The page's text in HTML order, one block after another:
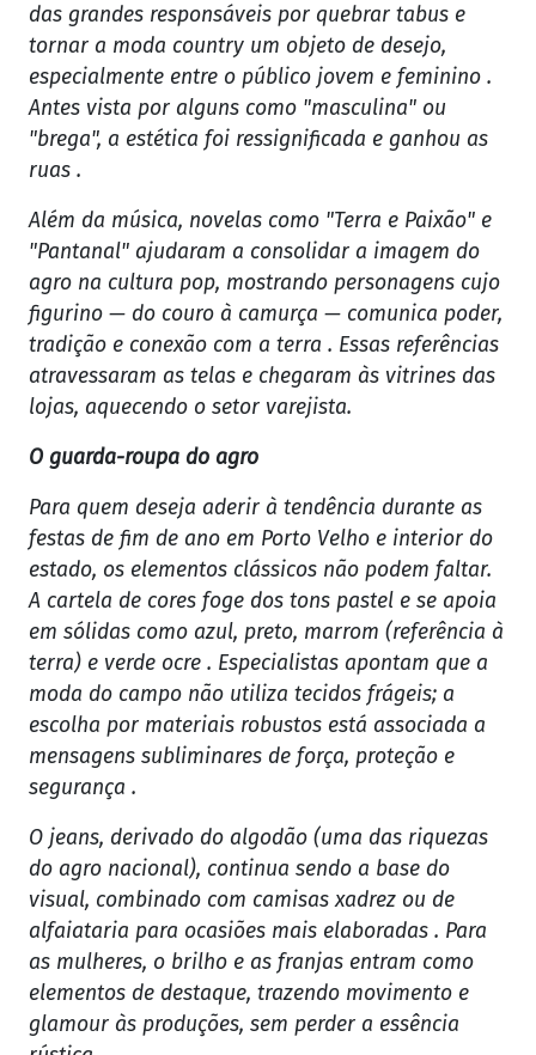
das grandes responsáveis por quebrar tabus e
tornar a moda country um objeto de desejo,
especialmente entre o público jovem e feminino .
Antes vista por alguns como "masculina" ou
"brega", a estética foi ressignificada e ganhou as
ruas .
Além da música, novelas como "Terra e Paixão" e
"Pantanal" ajudaram a consolidar a imagem do
agro na cultura pop, mostrando personagens cujo
figurino — do couro à camurça — comunica poder,
tradição e conexão com a terra . Essas referências
atravessaram as telas e chegaram às vitrines das
lojas, aquecendo o setor varejista.
O guarda-roupa do agro
Para quem deseja aderir à tendência durante as
festas de fim de ano em Porto Velho e interior do
estado, os elementos clássicos não podem faltar.
A cartela de cores foge dos tons pastel e se apoia
em sólidas como azul, preto, marrom (referência à
terra) e verde ocre . Especialistas apontam que a
moda do campo não utiliza tecidos frágeis; a
escolha por materiais robustos está associada a
mensagens subliminares de força, proteção e
segurança .
O jeans, derivado do algodão (uma das riquezas
do agro nacional), continua sendo a base do
visual, combinado com camisas xadrez ou de
alfaiataria para ocasiões mais elaboradas . Para
as mulheres, o brilho e as franjas entram como
elementos de destaque, trazendo movimento e
glamour às produções, sem perder a essência